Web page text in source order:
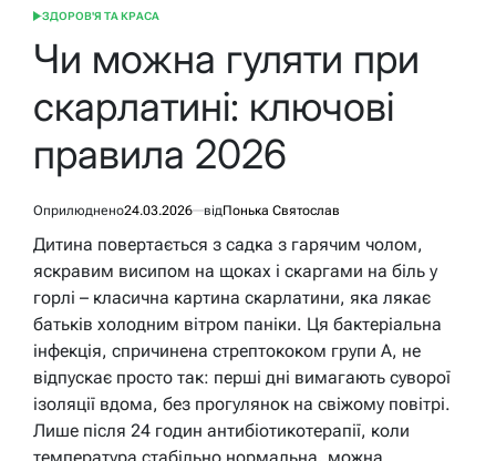
ОПУБЛІКУВАТИ
ЗДОРОВ'Я ТА КРАСА
Чи можна гуляти при
скарлатині: ключові
правила 2026
Оприлюднено24.03.2026 відПонька Святослав
Дитина повертається з садка з гарячим чолом,
яскравим висипом на щоках і скаргами на біль у
горлі – класична картина скарлатини, яка лякає
батьків холодним вітром паніки. Ця бактеріальна
інфекція, спричинена стрептококом групи А, не
відпускає просто так: перші дні вимагають суворої
ізоляції вдома, без прогулянок на свіжому повітрі.
Лише після 24 годин антибіотикотерапії, коли
температура стабільно нормальна, можна